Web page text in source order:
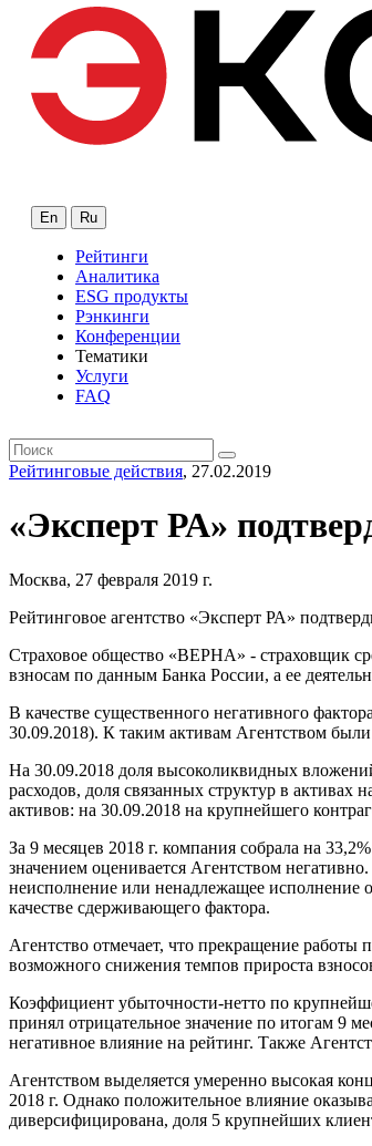
En Ru
Рейтинги
Аналитика
ESG продукты
Рэнкинги
Конференции
Тематики
Услуги
FAQ
Рейтинговые действия, 27.02.2019
«Эксперт РА»
Москва, 27 февраля 2019 г.
Рейтинговое агентство «Эксперт РА»
Страховое общество «ВЕРНА» - страховщик
взносам по данным Банка России, а ее
В качестве существенного негативного
30.09.2018). К таким активам Агентством
На 30.09.2018 доля высоколиквидных
расходов, доля связанных структур в активах
активов: на 30.09.2018 на крупнейшего
За 9 месяцев 2018 г. компания собрала на
значением оценивается Агентством
неисполнение или ненадлежащее исполнение
качестве сдерживающего фактора.
Агентство отмечает, что прекращение работы
возможного снижения темпов прироста
Коэффициент убыточности-нетто по
принял отрицательное значение по итогам 9
негативное влияние на рейтинг. Также
Агентством выделяется умеренно высокая
2018 г. Однако положительное влияние
диверсифицирована, доля 5 крупнейших